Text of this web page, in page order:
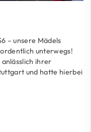
– unsere Mädels
unterwegs!
anlässlich ihrer
und hatte hierbei